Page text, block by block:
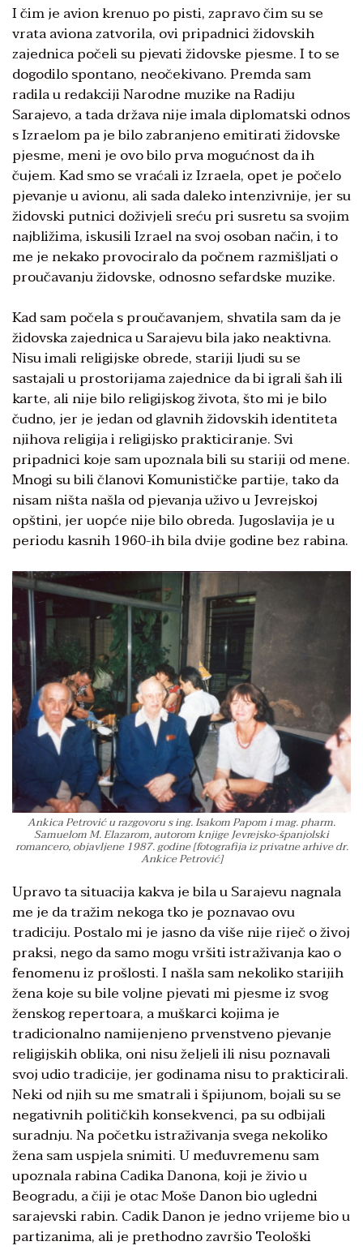
I čim je avion krenuo po pisti, zapravo čim su se
vrata aviona zatvorila, ovi pripadnici židovskih
zajednica počeli su pjevati židovske pjesme. I to se
dogodilo spontano, neočekivano. Premda sam
radila u redakciji Narodne muzike na Radiju
Sarajevo, a tada država nije imala diplomatski odnos
s Izraelom pa je bilo zabranjeno emitirati židovske
pjesme, meni je ovo bilo prva mogućnost da ih
čujem. Kad smo se vraćali iz Izraela, opet je počelo
pjevanje u avionu, ali sada daleko intenzivnije, jer su
židovski putnici doživjeli sreću pri susretu sa svojim
najbližima, iskusili Izrael na svoj osoban način, i to
me je nekako provociralo da počnem razmišljati o
proučavanju židovske, odnosno sefardske muzike.
Kad sam počela s proučavanjem, shvatila sam da je
židovska zajednica u Sarajevu bila jako neaktivna.
Nisu imali religijske obrede, stariji ljudi su se
sastajali u prostorijama zajednice da bi igrali šah ili
karte, ali nije bilo religijskog života, što mi je bilo
čudno, jer je jedan od glavnih židovskih identiteta
njihova religija i religijsko prakticiranje. Svi
pripadnici koje sam upoznala bili su stariji od mene.
Mnogi su bili članovi Komunističke partije, tako da
nisam ništa našla od pjevanja uživo u Jevrejskoj
opštini, jer uopće nije bilo obreda. Jugoslavija je u
periodu kasnih 1960-ih bila dvije godine bez rabina.
Ankica Petrović u razgovoru s ing. Isakom Papom i mag. pharm.
Samuelom M. Elazarom, autorom knjige Jevrejsko-španjolski
romancero, objavljene 1987. godine [fotografija iz privatne arhive dr.
Ankice Petrović]
Upravo ta situacija kakva je bila u Sarajevu nagnala
me je da tražim nekoga tko je poznavao ovu
tradiciju. Postalo mi je jasno da više nije riječ o živoj
praksi, nego da samo mogu vršiti istraživanja kao o
fenomenu iz prošlosti. I našla sam nekoliko starijih
žena koje su bile voljne pjevati mi pjesme iz svog
ženskog repertoara, a muškarci kojima je
tradicionalno namijenjeno prvenstveno pjevanje
religijskih oblika, oni nisu željeli ili nisu poznavali
svoj udio tradicije, jer godinama nisu to prakticirali.
Neki od njih su me smatrali i špijunom, bojali su se
negativnih političkih konsekvenci, pa su odbijali
suradnju. Na početku istraživanja svega nekoliko
žena sam uspjela snimiti. U međuvremenu sam
upoznala rabina Cadika Danona, koji je živio u
Beogradu, a čiji je otac Moše Danon bio ugledni
sarajevski rabin. Cadik Danon je jedno vrijeme bio u
partizanima, ali je prethodno završio Teološki